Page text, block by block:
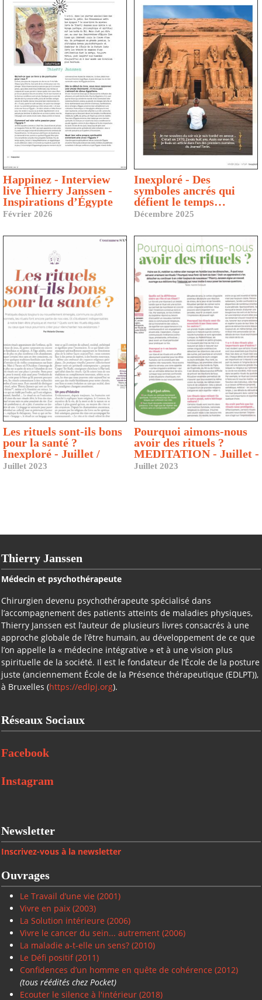
Happinez - Interview
live Thierry Janssen -
Inspirations d’Égypte
Février 2026
Inexploré - Des
symboles ancrés qui
défient le temps…
Décembre 2025
Les rituels sont-ils bons
pour la santé ?
Inexploré - Juillet /
Septembre
Juillet 2023
Pourquoi aimons-nous
avoir des rituels ?
MEDITATION - Juillet -
septembre 2023
Juillet 2023
Thierry Janssen
Médecin et psychothérapeute
Chirurgien devenu psychothérapeute spécialisé dans
l’accompagnement des patients atteints de maladies physiques,
Thierry Janssen est l’auteur de plusieurs livres consacrés à une
approche globale de l’être humain, au développement de ce que
l’on appelle la « médecine intégrative » et à une vision plus
spirituelle de la société. Il est le fondateur de l’École de la posture
juste (anciennement École de la Présence thérapeutique (EDLPT)),
à Bruxelles (https://edlpj.org).
Réseaux Sociaux
Facebook
Instagram
Newsletter
Inscrivez-vous à la newsletter
Ouvrages
Le Travail d’une vie (2001)
Vivre en paix (2003)
La Solution intérieure (2006)
Vivre le cancer du sein... autrement (2006)
La maladie a-t-elle un sens? (2010)
Le Défi positif(2011)
Confidences d’un homme en quête de cohérence (2012)
(tous réédités chez Pocket)
Ecouter le silence à l'intérieur (2018)